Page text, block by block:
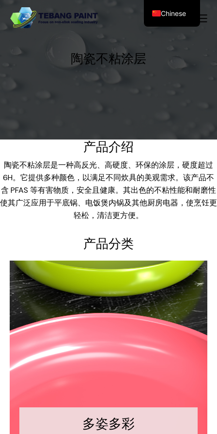
陶瓷不粘涂层
产品介绍
陶瓷不粘涂层是一种高反光、高硬度、环保的涂层，硬度超过
6H。它提供多种颜色，以满足不同炊具的美观需求。该产品不
含 PFAS 等有害物质，安全且健康。其出色的不粘性能和耐磨性
使其广泛应用于平底锅、电饭煲内锅及其他厨房电器，使烹饪更
轻松，清洁更方便。
产品分类
多姿多彩
Chinese